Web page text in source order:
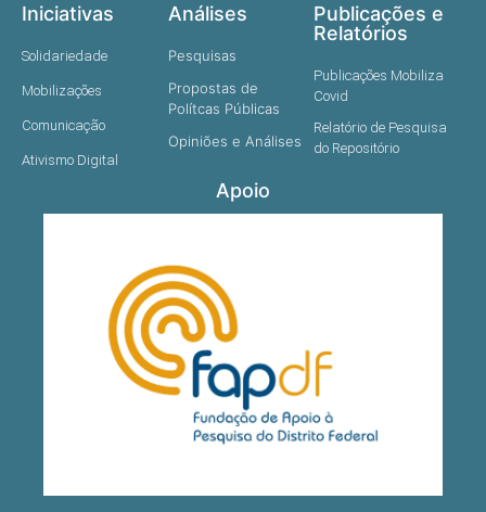
Iniciativas
Solidariedade
Mobilizações
Comunicação
Ativismo Digital
Análises
Pesquisas
Propostas de
Polítcas Públicas
Opiniões e Análises
Publicações e
Relatórios
Publicações Mobiliza
Covid
Relatório de Pesquisa
do Repositório
Apoio